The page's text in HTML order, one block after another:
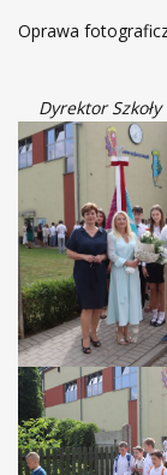
Oprawa
Dyrektor